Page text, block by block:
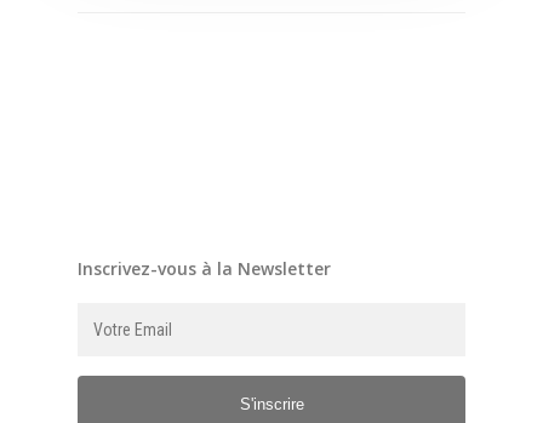
Inscrivez-vous à la Newsletter
S'inscrire